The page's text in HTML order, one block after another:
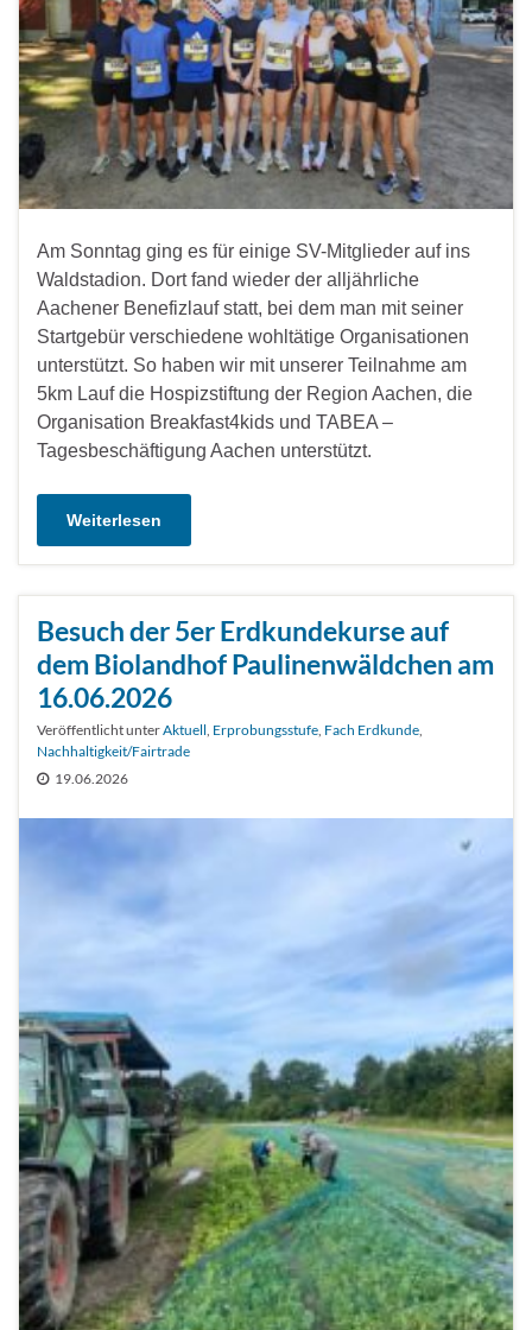
Am Sonntag ging es für einige SV-Mitglieder auf ins
Waldstadion. Dort fand wieder der alljährliche
Aachener Benefizlauf statt, bei dem man mit seiner
Startgebür verschiedene wohltätige Organisationen
unterstützt. So haben wir mit unserer Teilnahme am
5km Lauf die Hospizstiftung der Region Aachen, die
Organisation Breakfast4kids und TABEA –
Tagesbeschäftigung Aachen unterstützt.
Weiterlesen
Besuch der 5er Erdkundekurse auf
dem Biolandhof Paulinenwäldchen am
16.06.2026
Veröffentlicht unterAktuell Erprobungsstufe Fach Erdkunde
Nachhaltigkeit/Fairtrade
19.06.2026